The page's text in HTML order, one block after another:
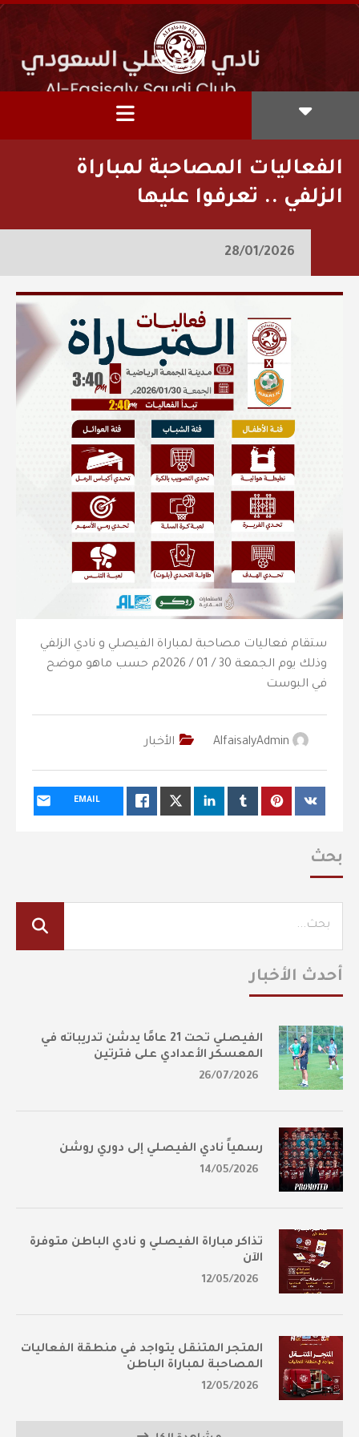
الفعاليات المصاحبة لمباراة
الزلفي .. تعرفوا عليها
28/01/2026
ستقام فعاليات مصاحبة لمباراة الفيصلي و نادي الزلفي
وذلك يوم الجمعة 30 / 01 / 2026م حسب ماهو موضح
في البوست
AlfaisalyAdmin الأخبار
EMAIL
بحث
أحدث الأخبار
الفيصلي تحت 21 عامًا يدشن تدريباته في
المعسكر الأعدادي على فترتين
26/07/2026
رسمياً نادي الفيصلي إلى دوري روشن
14/05/2026
تذاكر مباراة الفيصلي و نادي الباطن متوفرة
الآن
12/05/2026
المتجر المتنقل يتواجد في منطقة الفعاليات
المصاحبة لمباراة الباطن
12/05/2026